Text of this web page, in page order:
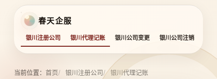
春天企服
银川注册公司 银川代理记账 银川公司变更 银川公司注销
当前位置： 首页 银川注册公司 银川代理记账